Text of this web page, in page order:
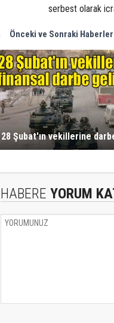
serbest olarak
Önceki ve Sonraki Haberler
28 Şubat'ın vekillerine
HABERE YORUM